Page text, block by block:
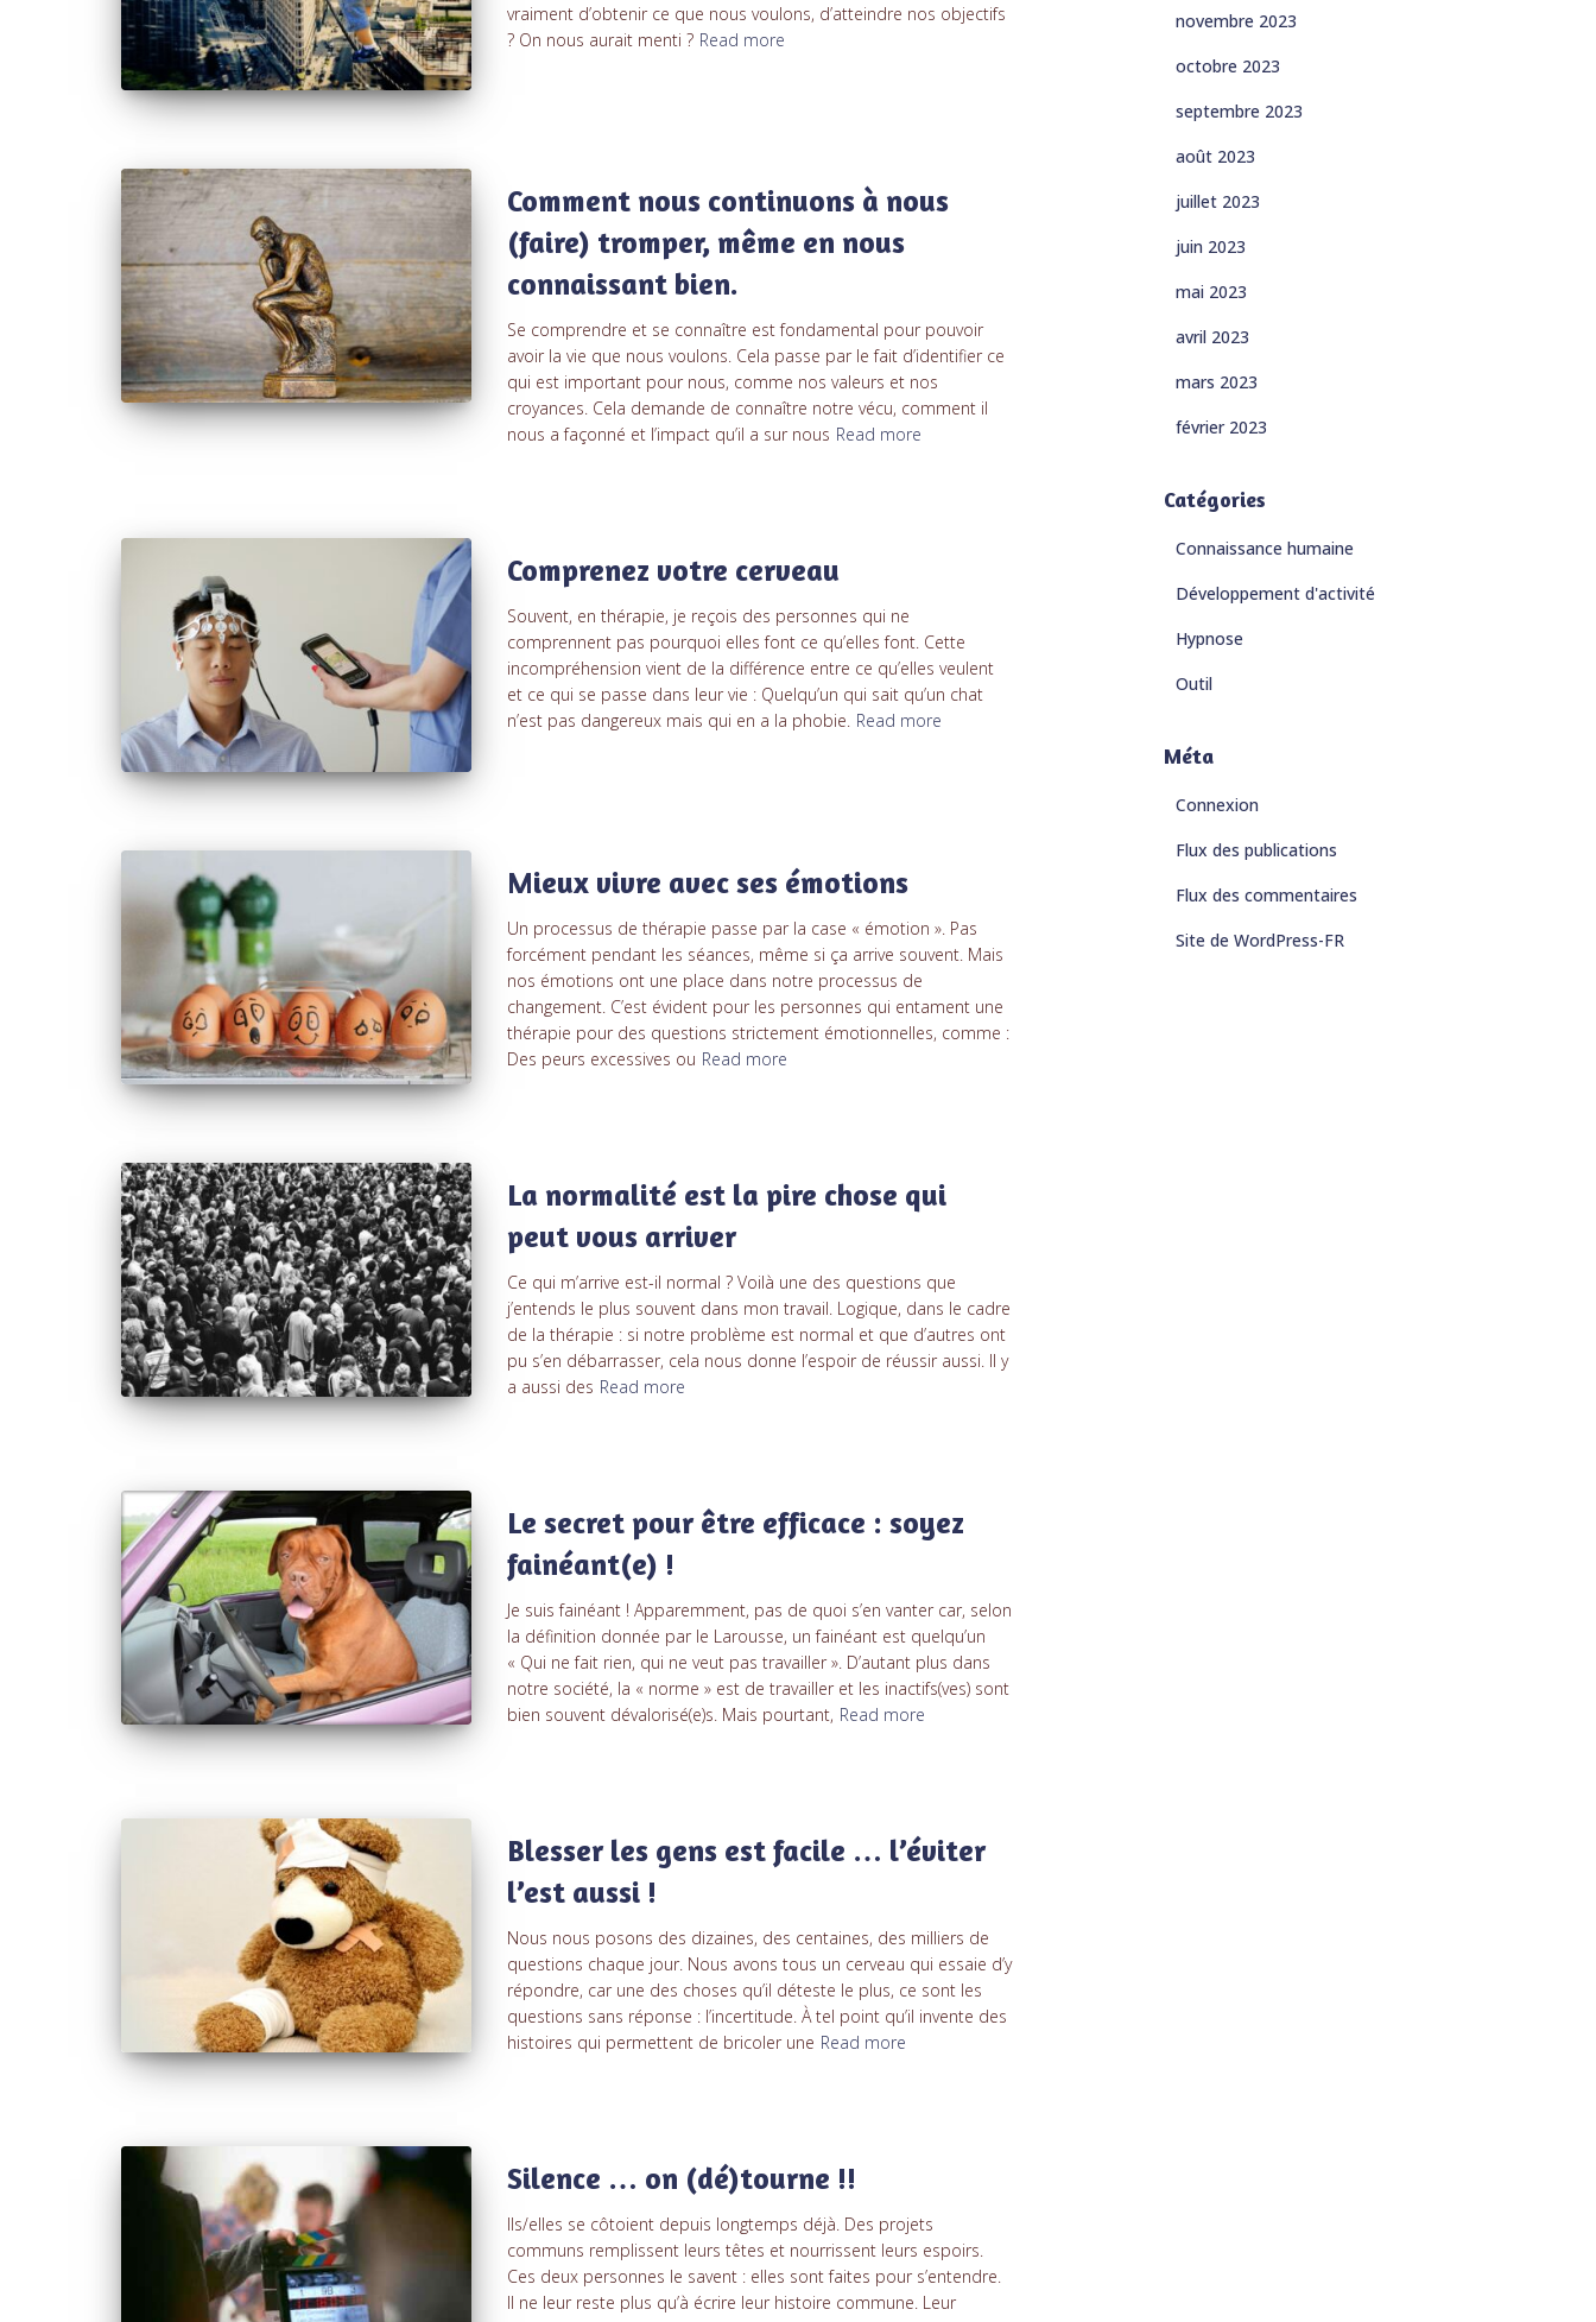
vraiment d’obtenir ce que nous voulons, d’atteindre nos objectifs
? On nous aurait menti ? Read more
Comment nous continuons à nous
(faire) tromper, même en nous
connaissant bien.
Se comprendre et se connaître est fondamental pour pouvoir
avoir la vie que nous voulons. Cela passe par le fait d’identifier ce
qui est important pour nous, comme nos valeurs et nos
croyances. Cela demande de connaître notre vécu, comment il
nous a façonné et l’impact qu’il a sur nous Read more
Comprenez votre cerveau
Souvent, en thérapie, je reçois des personnes qui ne
comprennent pas pourquoi elles font ce qu’elles font. Cette
incompréhension vient de la différence entre ce qu’elles veulent
et ce qui se passe dans leur vie : Quelqu’un qui sait qu’un chat
n’est pas dangereux mais qui en a la phobie. Read more
Mieux vivre avec ses émotions
Un processus de thérapie passe par la case « émotion ». Pas
forcément pendant les séances, même si ça arrive souvent. Mais
nos émotions ont une place dans notre processus de
changement. C’est évident pour les personnes qui entament une
thérapie pour des questions strictement émotionnelles, comme :
Des peurs excessives ou Read more
La normalité est la pire chose qui
peut vous arriver
Ce qui m’arrive est-il normal ? Voilà une des questions que
j’entends le plus souvent dans mon travail. Logique, dans le cadre
de la thérapie : si notre problème est normal et que d’autres ont
pu s’en débarrasser, cela nous donne l’espoir de réussir aussi. Il y
a aussi des Read more
Le secret pour être efficace : soyez
fainéant(e) !
Je suis fainéant ! Apparemment, pas de quoi s’en vanter car, selon
la définition donnée par le Larousse, un fainéant est quelqu’un
« Qui ne fait rien, qui ne veut pas travailler ». D’autant plus dans
notre société, la « norme » est de travailler et les inactifs(ves) sont
bien souvent dévalorisé(e)s. Mais pourtant, Read more
Blesser les gens est facile … l’éviter
l’est aussi !
Nous nous posons des dizaines, des centaines, des milliers de
questions chaque jour. Nous avons tous un cerveau qui essaie d’y
répondre, car une des choses qu’il déteste le plus, ce sont les
questions sans réponse : l’incertitude. À tel point qu’il invente des
histoires qui permettent de bricoler une Read more
Silence … on (dé)tourne !!
Ils/elles se côtoient depuis longtemps déjà. Des projets
communs remplissent leurs têtes et nourrissent leurs espoirs.
Ces deux personnes le savent : elles sont faites pour s’entendre.
Il ne leur reste plus qu’à écrire leur histoire commune. Leur
novembre 2023
octobre 2023
septembre 2023
août 2023
juillet 2023
juin 2023
mai 2023
avril 2023
mars 2023
février 2023
Catégories
Connaissance humaine
Développement d'activité
Hypnose
Outil
Méta
Connexion
Flux des publications
Flux des commentaires
Site de WordPress-FR